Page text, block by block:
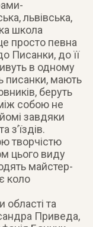
львівська,
школа
просто певна
Писанки, до її
в одному
писанки, мають
беруть
собою не
завдяки
з’їздів.
творчістю
цього виду
майстер-
коло
та
Приведа,